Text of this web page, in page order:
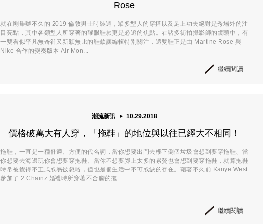
Rose
就在剛舉辦不久的 2019 倫敦男士時裝週，眾多型人的穿搭以及足上功夫絕對是秀場外的注
目亮點，其中各類型人所穿著的耀眼鞋款更是必追的焦點。在諸多街拍攝影師的鏡頭中，有
一雙看似平凡無奇卻又新穎無比的鞋款讓編輯特別關注，這雙鞋正是由 Martine Rose 與
Nike 合作的變奏版本 Air Mon...
繼續閱讀
潮流新訊 10.29.2018
價格破萬大有人穿，「拖鞋」的地位與以往已經大不相同！
拖鞋，一直是一種舒適、方便的代名詞，當你想要出門去樓下倒個垃圾會想到要穿拖鞋、當
你想要去海邊玩你會想要穿拖鞋、當你不想要腳上太多的累贅也會想到要穿拖鞋，就算拖鞋
時常被覺得不正式或易被忽略，但也是個生活中不可或缺的存在。藉著不久前 Kanye West
參加了 2 Chainz 婚禮時所穿著不合腳的拖...
繼續閱讀